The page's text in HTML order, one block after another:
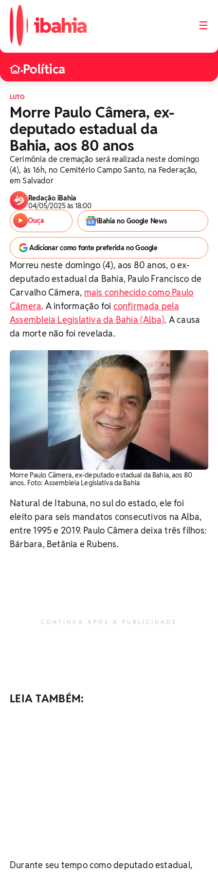
☰
•Política
LUTO
Morre Paulo Câmera, ex-
deputado estadual da
Bahia, aos 80 anos
Cerimônia de cremação será realizada neste domingo
(4), às 16h, no Cemitério Campo Santo, na Federação,
em Salvador
Redação iBahia
04/05/2025 às 18:00
Ouça
iBahia no Google News
Adicionar como fonte preferida no Google
Morreu neste domingo (4), aos 80 anos, o ex-
deputado estadual da Bahia, Paulo Francisco de
Carvalho Câmera, mais conhecido como Paulo
Câmera. A informação foi confirmada pela
Assembleia Legislativa da Bahia (Alba). A causa
da morte não foi revelada.
Morre Paulo Câmera, ex-deputado estadual da Bahia, aos 80
anos. Foto: Assembleia Legislativa da Bahia
Natural de Itabuna, no sul do estado, ele foi
eleito para seis mandatos consecutivos na Alba,
entre 1995 e 2019. Paulo Câmera deixa três filhos:
Bárbara, Betânia e Rubens.
CONTINUA APÓS A PUBLICIDADE
LEIA TAMBÉM:
Durante seu tempo como deputado estadual,